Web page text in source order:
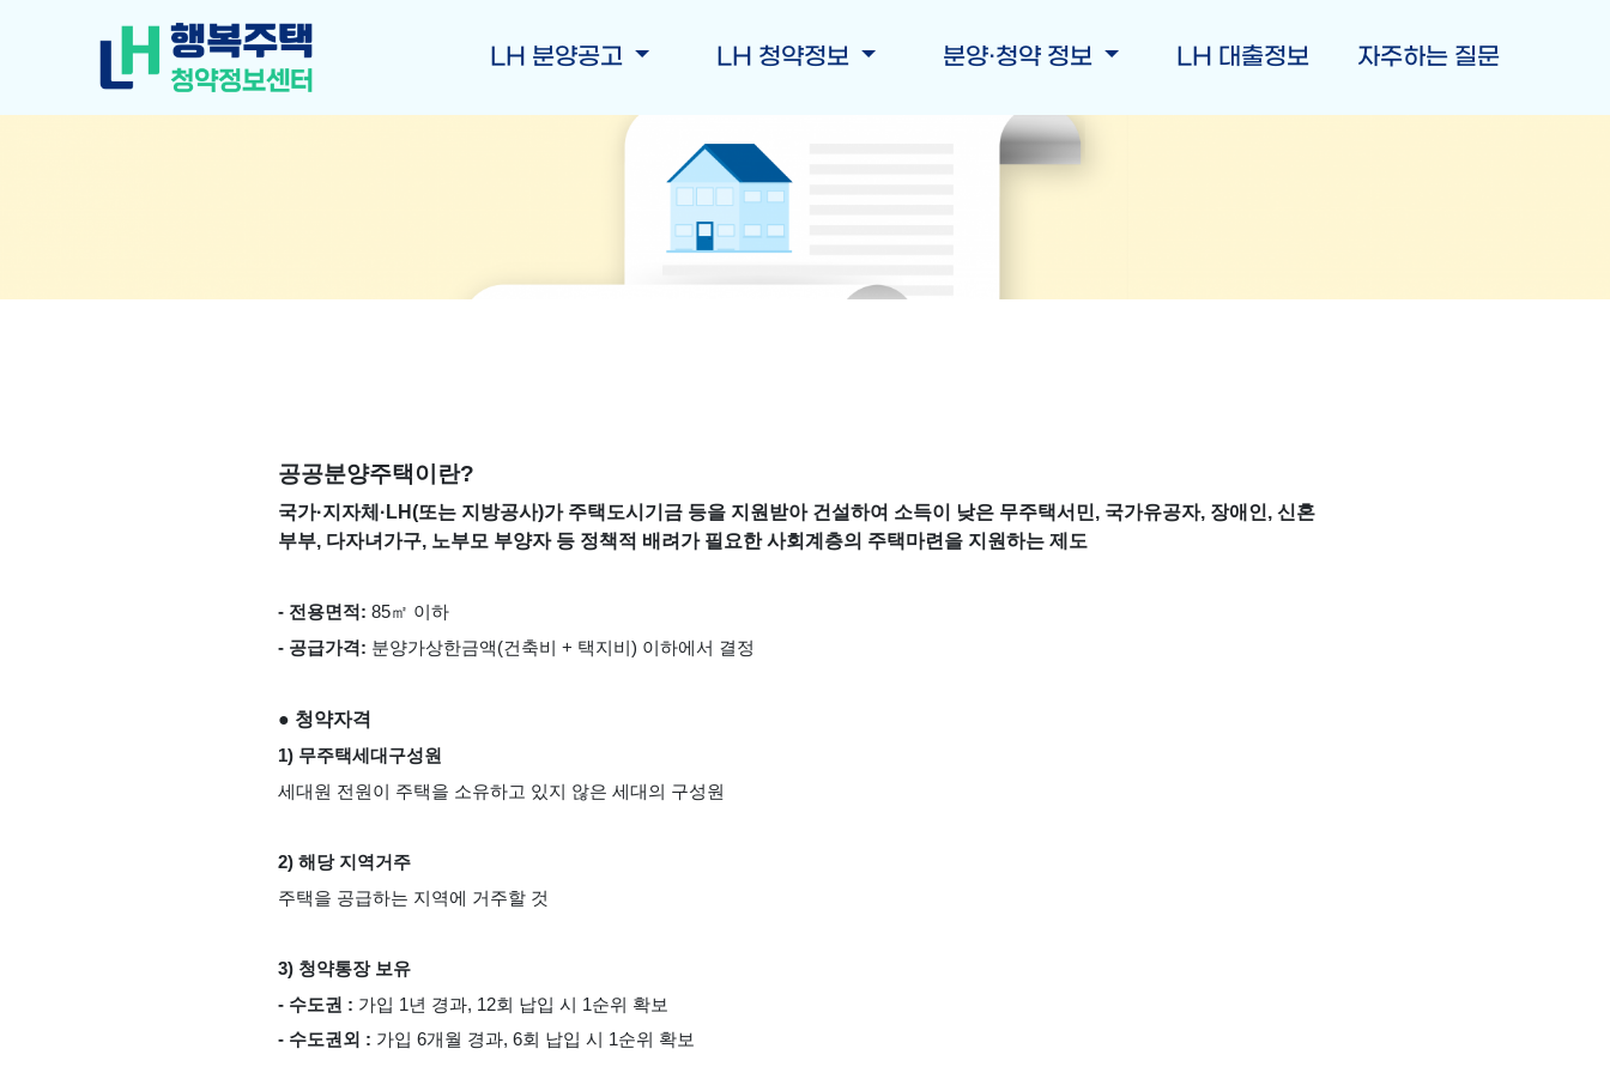
LH 분양공고 LH 청약정보 분양·청약 정보 LH 대출정보 자주하는 질문
공공분양주택이란?
국가·지자체·LH(또는 지방공사)가 주택도시기금 등을 지원받아 건설하여 소득이 낮은 무주택서민, 국가유공자, 장애인, 신혼
부부, 다자녀가구, 노부모 부양자 등 정책적 배려가 필요한 사회계층의 주택마련을 지원하는 제도
- 전용면적: 85㎡ 이하
- 공급가격: 분양가상한금액(건축비 + 택지비) 이하에서 결정
● 청약자격
1) 무주택세대구성원
세대원 전원이 주택을 소유하고 있지 않은 세대의 구성원
2) 해당 지역거주
주택을 공급하는 지역에 거주할 것
3) 청약통장 보유
- 수도권 : 가입 1년 경과, 12회 납입 시 1순위 확보
- 수도권외 : 가입 6개월 경과, 6회 납입 시 1순위 확보